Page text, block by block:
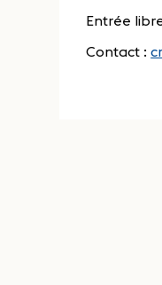
Entrée
Contact :